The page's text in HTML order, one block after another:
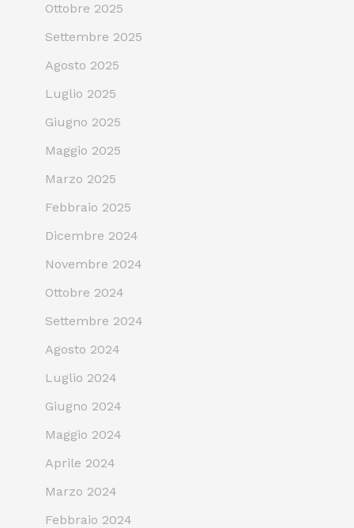
Ottobre 2025
Settembre 2025
Agosto 2025
Luglio 2025
Giugno 2025
Maggio 2025
Marzo 2025
Febbraio 2025
Dicembre 2024
Novembre 2024
Ottobre 2024
Settembre 2024
Agosto 2024
Luglio 2024
Giugno 2024
Maggio 2024
Aprile 2024
Marzo 2024
Febbraio 2024